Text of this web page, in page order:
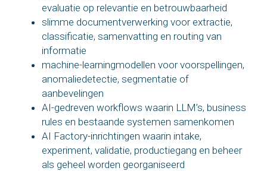
evaluatie op relevantie en betrouwbaarheid
slimme documentverwerking voor extractie,
classificatie, samenvatting en routing van
informatie
machine-learningmodellen voor voorspellingen,
anomaliedetectie, segmentatie of
aanbevelingen
AI-gedreven workflows waarin LLM’s, business
rules en bestaande systemen samenkomen
AI Factory-inrichtingen waarin intake,
experiment, validatie, productiegang en beheer
als geheel worden georganiseerd